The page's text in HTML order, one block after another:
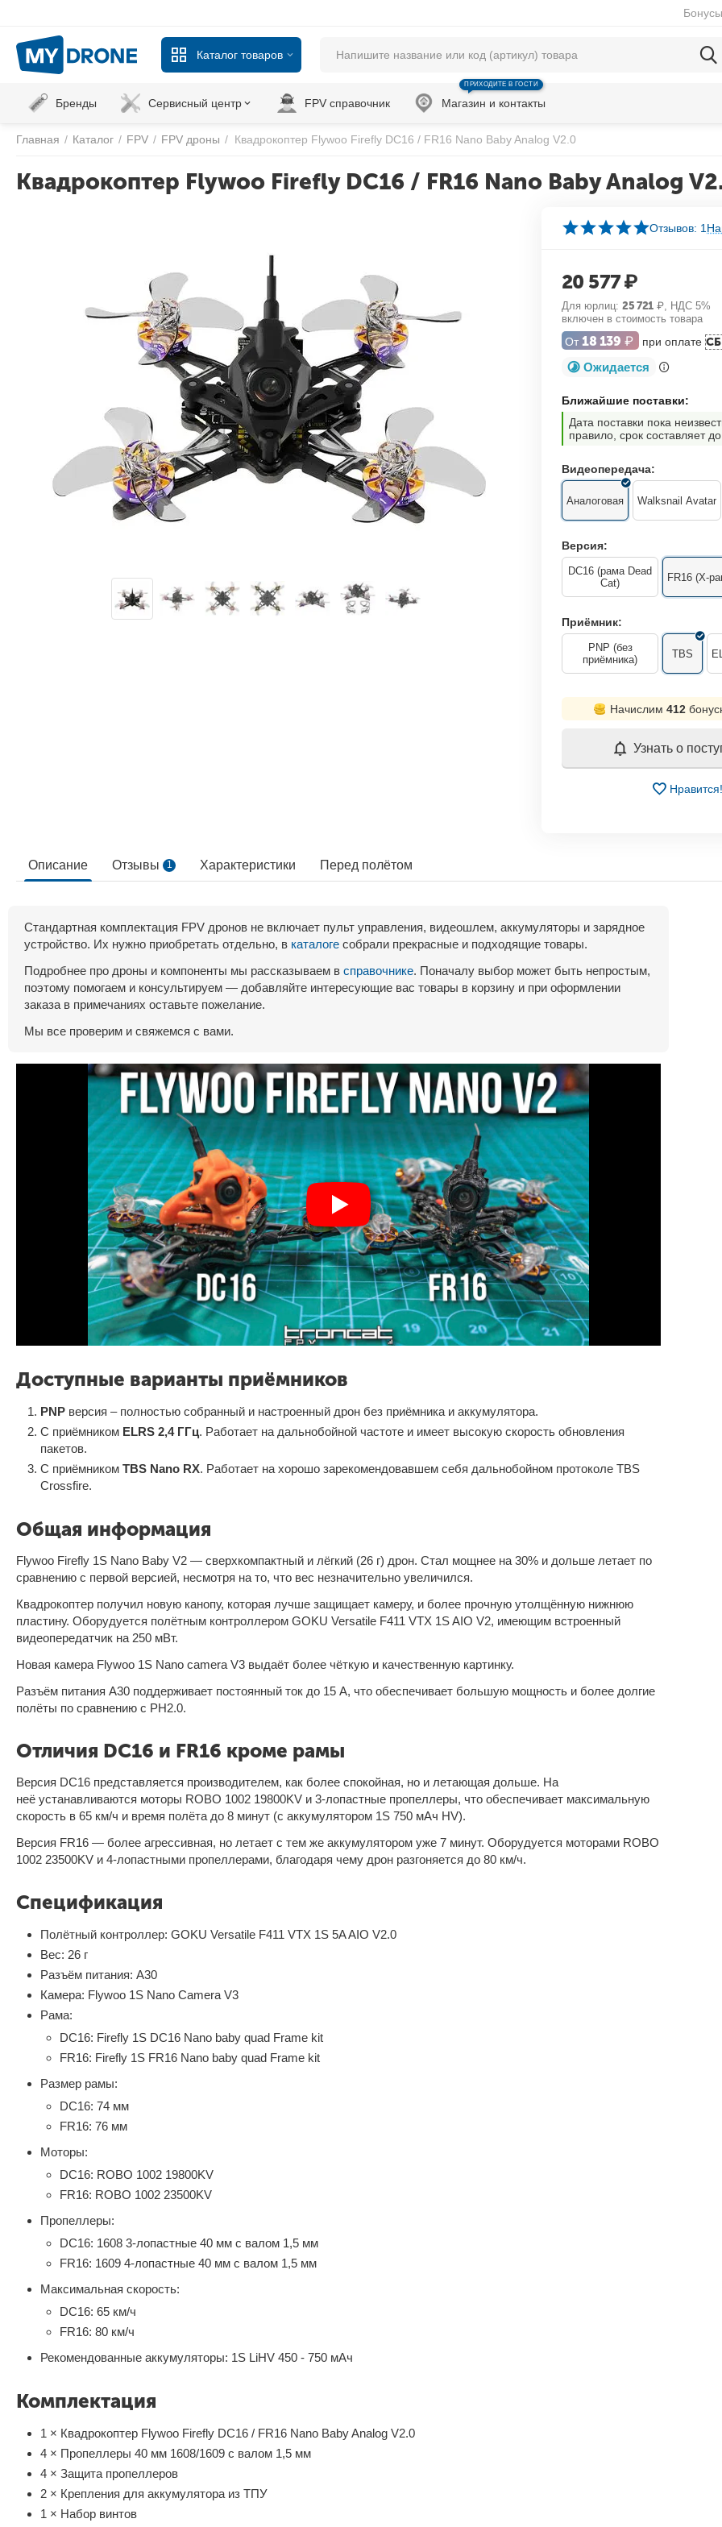
Каталог товаров
Бренды Сервисный центр FPV справочник Магазин и контакты
ПРИХОДИТЕ В ГОСТИ
Главная / Каталог / FPV / FPV дроны / Квадрокоптер Flywoo Firefly DC16 / FR16 Nano Baby Analog V2.0
Квадрокоптер Flywoo Firefly DC16 / FR16 Nano Baby Analog
Отзывов: 1
20 577₽
Для юрлиц: 25 721 ₽, НДС 5%
включен в стоимость товара
От 18 139 ₽ при оплате
Ожидается
Ближайшие поставки:
Дата поставки пока
правило, срок составляет
Видеопередача:
Аналоговая Walksnail Avatar
Версия:
DC16 (рама Dead
Cat)
FR16 (X-
Приёмник:
PNP (без
приёмника)
TBS
Начислим 412
Узнать о
Нравится!
Описание Отзывы 1 Характеристики Перед полётом
Стандартная комплектация FPV дронов не включает пульт управления, видеошлем, аккумуляторы и зарядное
устройство. Их нужно приобретать отдельно, в каталоге собрали прекрасные и подходящие товары.
Подробнее про дроны и компоненты мы рассказываем в справочнике. Поначалу выбор может быть непростым,
поэтому помогаем и консультируем — добавляйте интересующие вас товары в корзину и при оформлении
заказа в примечаниях оставьте пожелание.
Мы все проверим и свяжемся с вами.
Доступные варианты приёмников
PNP версия – полностью собранный и настроенный дрон без приёмника и аккумулятора.
С приёмником ELRS 2,4 ГГц. Работает на дальнобойной частоте и имеет высокую скорость обновления
пакетов.
С приёмником TBS Nano RX. Работает на хорошо зарекомендовавшем себя дальнобойном протоколе TBS
Crossfire.
Общая информация
Flywoo Firefly 1S Nano Baby V2 — сверхкомпактный и лёгкий (26 г) дрон. Стал мощнее на 30% и дольше летает по
сравнению с первой версией, несмотря на то, что вес незначительно увеличился.
Квадрокоптер получил новую канопу, которая лучше защищает камеру, и более прочную утолщённую нижнюю
пластину. Оборудуется полётным контроллером GOKU Versatile F411 VTX 1S AIO V2, имеющим встроенный
видеопередатчик на 250 мВт.
Новая камера Flywoo 1S Nano camera V3 выдаёт более чёткую и качественную картинку.
Разъём питания A30 поддерживает постоянный ток до 15 А, что обеспечивает большую мощность и более долгие
полёты по сравнению с PH2.0.
Отличия DC16 и FR16 кроме рамы
Версия DC16 представляется производителем, как более спокойная, но и летающая дольше. На
неё устанавливаются моторы ROBO 1002 19800KV и 3-лопастные пропеллеры, что обеспечивает максимальную
скорость в 65 км/ч и время полёта до 8 минут (с аккумулятором 1S 750 мАч HV).
Версия FR16 — более агрессивная, но летает с тем же аккумулятором уже 7 минут. Оборудуется моторами ROBO
1002 23500KV и 4-лопастными пропеллерами, благодаря чему дрон разгоняется до 80 км/ч.
Спецификация
Полётный контроллер: GOKU Versatile F411 VTX 1S 5A AIO V2.0
Вес: 26 г
Разъём питания: A30
Камера: Flywoo 1S Nano Camera V3
Рама:
DC16: Firefly 1S DC16 Nano baby quad Frame kit
FR16: Firefly 1S FR16 Nano baby quad Frame kit
Размер рамы:
DC16: 74 мм
FR16: 76 мм
Моторы:
DC16: ROBO 1002 19800KV
FR16: ROBO 1002 23500KV
Пропеллеры:
DC16: 1608 3-лопастные 40 мм с валом 1,5 мм
FR16: 1609 4-лопастные 40 мм с валом 1,5 мм
Максимальная скорость:
DC16: 65 км/ч
FR16: 80 км/ч
Рекомендованные аккумуляторы: 1S LiHV 450 - 750 мАч
Комплектация
1 × Квадрокоптер Flywoo Firefly DC16 / FR16 Nano Baby Analog V2.0
4 × Пропеллеры 40 мм 1608/1609 с валом 1,5 мм
4 × Защита пропеллеров
2 × Крепления для аккумулятора из ТПУ
1 × Набор винтов